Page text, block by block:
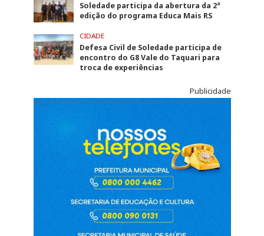
Soledade participa da abertura da 2ª
edição do programa Educa Mais RS
CIDADE
Defesa Civil de Soledade participa de
encontro do G8 Vale do Taquari para
troca de experiências
Publicidade